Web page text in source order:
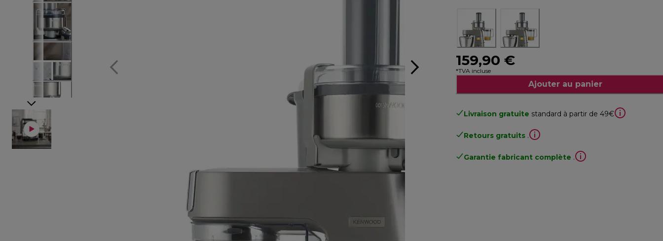
159,90 €
*TVA incluse
Ajouter au panier
Livraison gratuite standard à partir de 49€
Retours gratuits .
Garantie fabricant complète .